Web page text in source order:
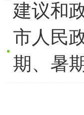
建议和
市人民
期、暑